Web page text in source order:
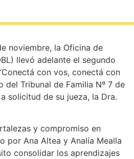
noviembre, la Oficina de
llevó adelante el segundo
con vos, conectá con
del Tribunal de Familia Nº 7 de
solicitud de su jueza, la Dra.
y compromiso en
por Ana Altea y Analía Mealla
consolidar los aprendizajes